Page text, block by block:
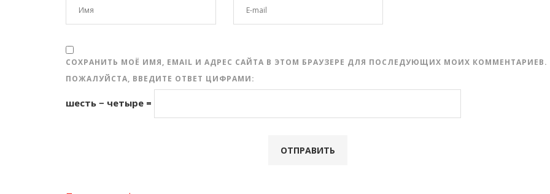
СОХРАНИТЬ МОЁ ИМЯ, EMAIL И АДРЕС САЙТА В ЭТОМ БРАУЗЕРЕ ДЛЯ ПОСЛЕДУЮЩИХ МОИХ КОММЕНТАРИЕВ.
ПОЖАЛУЙСТА, ВВЕДИТЕ ОТВЕТ ЦИФРАМИ:
шесть − четыре =